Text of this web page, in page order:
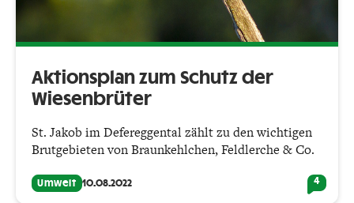
Aktionsplan zum Schutz der
Wiesenbrüter
St. Jakob im Defereggental zählt zu den wichtigen
Brutgebieten von Braunkehlchen, Feldlerche & Co.
Umwelt 10.08.2022 4